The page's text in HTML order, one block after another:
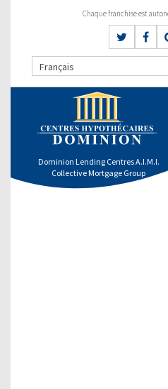
Chaque franchise est
Français
Dominion Lending Centres A.I.M.I.
Collective Mortgage Group